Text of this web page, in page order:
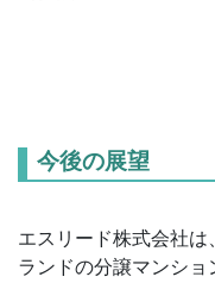
今後の展望
エスリード株式会社
ランドの分譲マンショ